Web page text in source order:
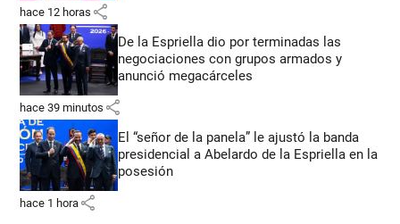
hace 12 horas share
De la Espriella dio por terminadas las
negociaciones con grupos armados y
anunció megacárceles
hace 39 minutos share
El “señor de la panela” le ajustó la banda
presidencial a Abelardo de la Espriella en la
posesión
hace 1 hora share